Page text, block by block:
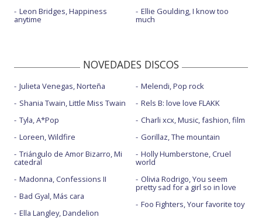
Leon Bridges, Happiness
anytime
Ellie Goulding, I know too
much
NOVEDADES DISCOS
Julieta Venegas, Norteña
Shania Twain, Little Miss Twain
Tyla, A*Pop
Loreen, Wildfire
Triángulo de Amor Bizarro, Mi
catedral
Madonna, Confessions II
Bad Gyal, Más cara
Ella Langley, Dandelion
Melendi, Pop rock
Rels B: love love FLAKK
Charli xcx, Music, fashion, film
Gorillaz, The mountain
Holly Humberstone, Cruel
world
Olivia Rodrigo, You seem
pretty sad for a girl so in love
Foo Fighters, Your favorite toy